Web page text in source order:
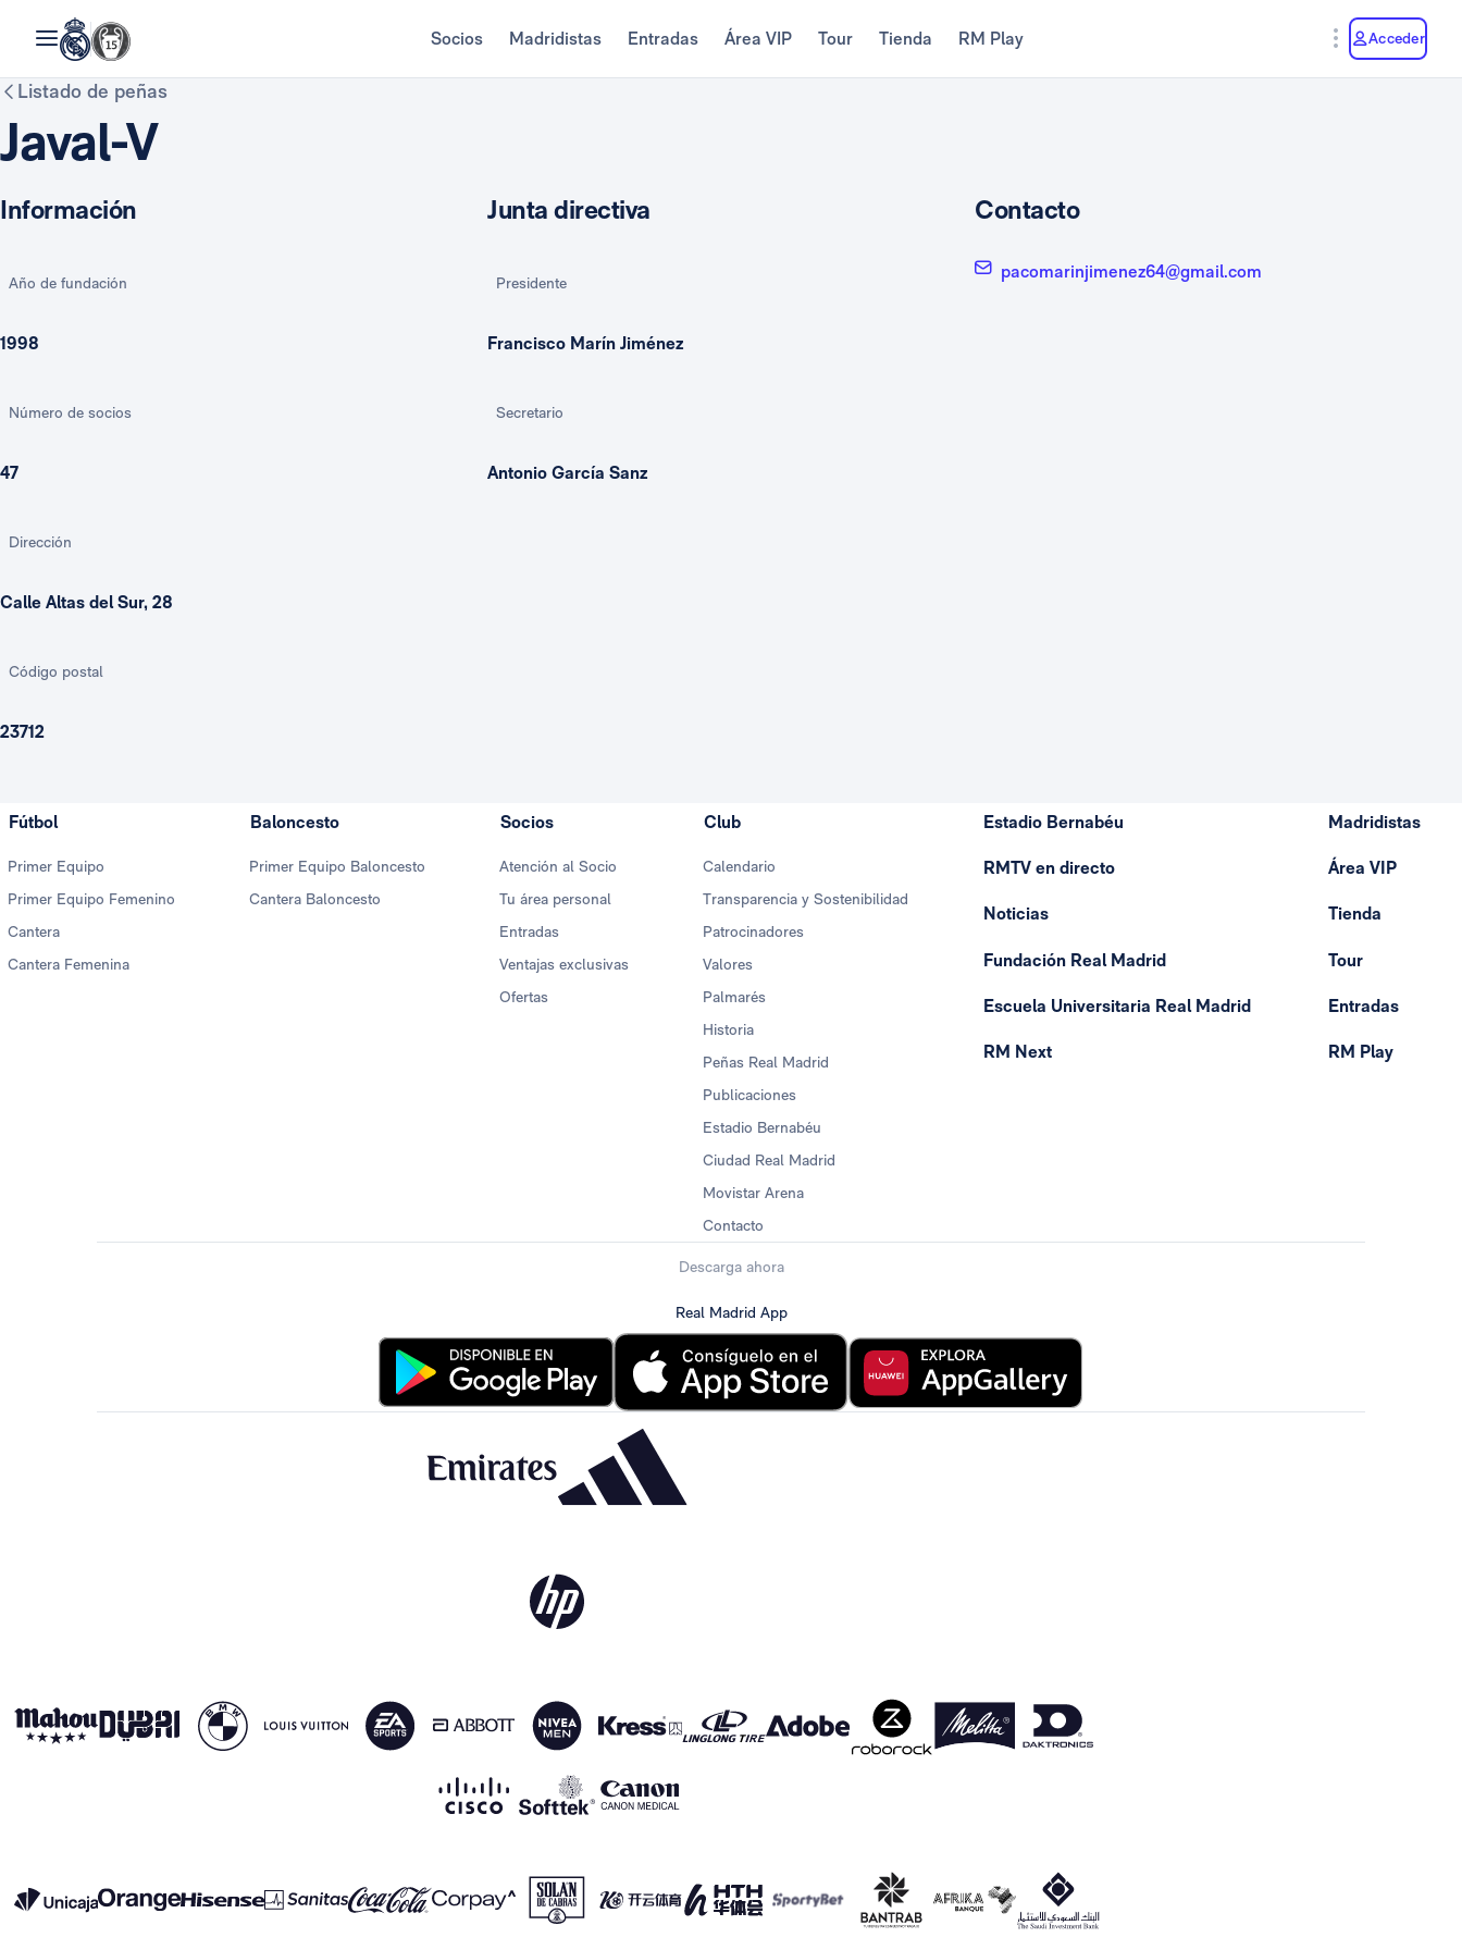
Socios Madridistas Entradas Área VIP Tour Tienda RM Play Acceder
Listado de peñas
Javal-V
Información
Año de fundación
1998
Número de socios
47
Dirección
Calle Altas del Sur, 28
Código postal
23712
Junta directiva
Presidente
Francisco Marín Jiménez
Secretario
Antonio García Sanz
Contacto
pacomarinjimenez64@gmail.com
Fútbol
Primer Equipo
Primer Equipo Femenino
Cantera
Cantera Femenina
Baloncesto
Primer Equipo Baloncesto
Cantera Baloncesto
Socios
Atención al Socio
Tu área personal
Entradas
Ventajas exclusivas
Ofertas
Club
Calendario
Transparencia y Sostenibilidad
Patrocinadores
Valores
Palmarés
Historia
Peñas Real Madrid
Publicaciones
Estadio Bernabéu
Ciudad Real Madrid
Movistar Arena
Contacto
Estadio Bernabéu
RMTV en directo
Noticias
Fundación Real Madrid
Escuela Universitaria Real Madrid
RM Next
Madridistas
Área VIP
Tienda
Tour
Entradas
RM Play
Descarga ahora
Real Madrid App